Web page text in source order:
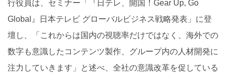
行役員は、セミナー「『日テレ、開国！Gear Up, Go
Global』日本テレビ グローバルビジネス戦略発表」に登
壇し、「これからは国内の視聴率だけではなく、海外での
数字も意識したコンテンツ製作、グループ内の人材開発に
注力していきます」と述べ、全社の意識改革を促している